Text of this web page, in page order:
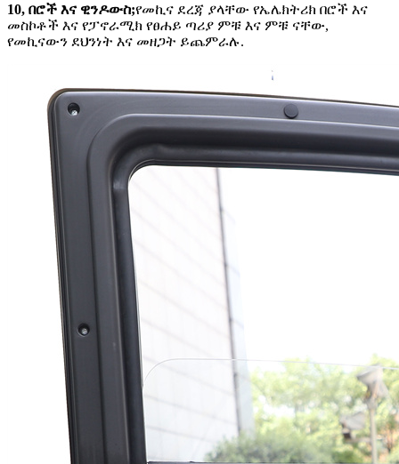
10, በሮች እና ዊንዶውስ;የመኪና ደረጃ ያላቸው የኤሌክትሪክ በሮች እና
መስኮቶች እና የፓኖራሚክ የፀሐይ ጣሪያ ምቹ እና ምቹ ናቸው,
የመኪናውን ደህንነት እና መዘጋት ይጨምራሉ.